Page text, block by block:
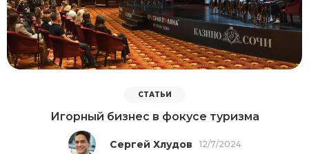
СТАТЬИ
Игорный бизнес в фокусе туризма
12/7/2024
Сергей Хлудов